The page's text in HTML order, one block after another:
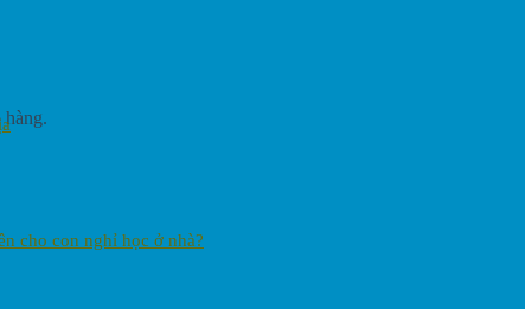
hàng.
cho con nghỉ học ở nhà?